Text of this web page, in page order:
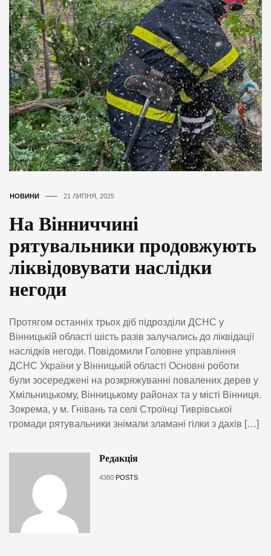
НОВИНИ 21 ЛИПНЯ, 2025
На Вінниччині
рятувальники продовжують
ліквідовувати наслідки
негоди
Протягом останніх трьох діб підрозділи ДСНС у
Вінницькій області шість разів залучались до ліквідації
наслідків негоди. Повідомили Головне управління
ДСНС України у Вінницькій області Основні роботи
були зосереджені на розкряжуванні повалених дерев у
Хмільницькому, Вінницькому районах та у місті Вінниця.
Зокрема, у м. Гнівань та селі Строїнці Тиврівської
громади рятувальники знімали зламані гілки з дахів […]
Редакція
4380 POSTS